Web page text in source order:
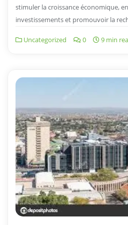
stimuler la croissance économique,
investissements et promouvoir la
Uncategorized 0 9 min